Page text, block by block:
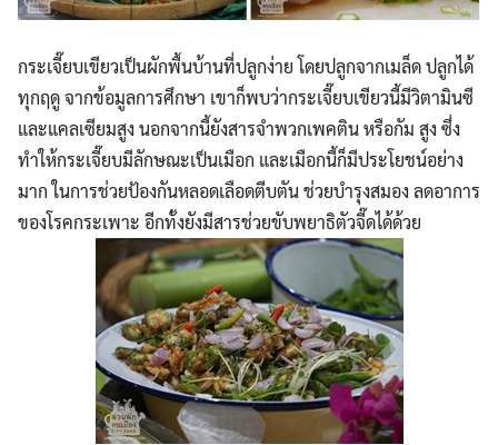
กระเจี๊ยบเขียวเป็นผักพื้นบ้านที่ปลูกง่าย โดยปลูกจากเมล็ด ปลูกได้
ทุกฤดู จากข้อมูลการศึกษา เขาก็พบว่ากระเจี๊ยบเขียวนี้มีวิตามินซี
และแคลเซียมสูง นอกจากนี้ยังสารจำพวกเพคติน หรือกัม สูง ซึ่ง
ทำให้กระเจี๊ยบมีลักษณะเป็นเมือก และเมือกนี้ก็มีประโยชน์อย่าง
มาก ในการช่วยป้องกันหลอดเลือดตีบตัน ช่วยบำรุงสมอง ลดอาการ
ของโรคกระเพาะ อีกทั้งยังมีสารช่วยขับพยาธิตัวจี๊ดได้ด้วย